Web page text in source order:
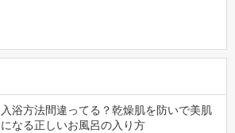
入浴方法間違ってる？乾燥肌を防いで美肌
になる正しいお風呂の入り方